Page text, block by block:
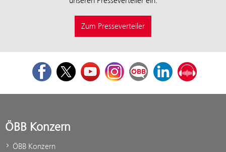
Zum Presseverteiler
FacebookTwitterYoutubeInstagramÖBB Corporate Blog
LinkedInPodcast
ÖBB Konzern
ÖBB Konzern